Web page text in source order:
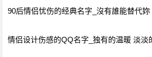
90后情侣忧伤的经典名字_沒有誰能替代
情侣设计伤感的QQ名字_独有的温暖 淡淡